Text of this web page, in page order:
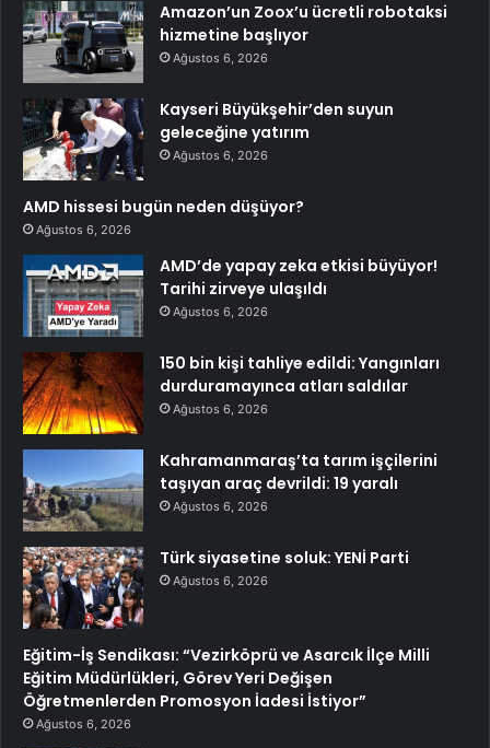
Amazon’un Zoox’u ücretli robotaksi
hizmetine başlıyor
Ağustos 6, 2026
Kayseri Büyükşehir’den suyun
geleceğine yatırım
Ağustos 6, 2026
AMD hissesi bugün neden düşüyor?
Ağustos 6, 2026
AMD’de yapay zeka etkisi büyüyor!
Tarihi zirveye ulaşıldı
Ağustos 6, 2026
150 bin kişi tahliye edildi: Yangınları
durduramayınca atları saldılar
Ağustos 6, 2026
Kahramanmaraş’ta tarım işçilerini
taşıyan araç devrildi: 19 yaralı
Ağustos 6, 2026
Türk siyasetine soluk: YENİ Parti
Ağustos 6, 2026
Eğitim-İş Sendikası: “Vezirköprü ve Asarcık İlçe Milli
Eğitim Müdürlükleri, Görev Yeri Değişen
Öğretmenlerden Promosyon İadesi İstiyor”
Ağustos 6, 2026